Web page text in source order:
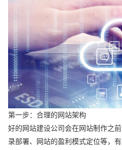
第一步：合理的网站架构
好的网站建设公司会在网站制作之
录部署、网站的盈利模式定位等，